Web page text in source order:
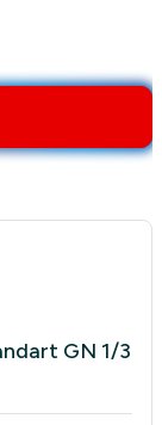
GN 1/3